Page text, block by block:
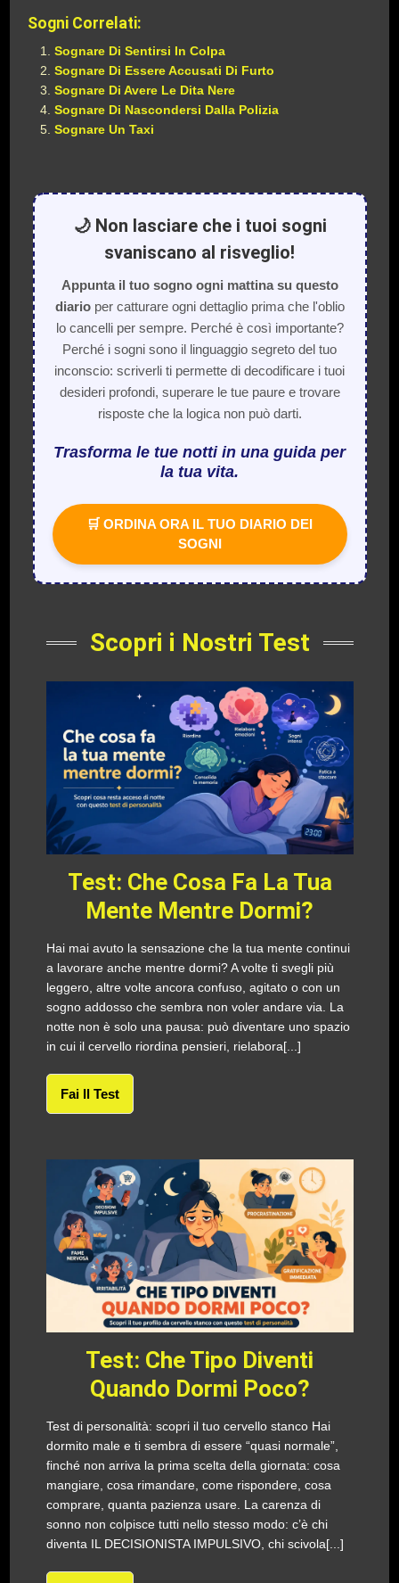
Sogni Correlati:
Sognare Di Sentirsi In Colpa
Sognare Di Essere Accusati Di Furto
Sognare Di Avere Le Dita Nere
Sognare Di Nascondersi Dalla Polizia
Sognare Un Taxi
🌙 Non lasciare che i tuoi sogni
svaniscano al risveglio!
Appunta il tuo sogno ogni mattina su questo
diarioper catturare ogni dettaglio prima che l'oblio
lo cancelli per sempre. Perché è così importante?
Perché i sogni sono il linguaggio segreto del tuo
inconscio: scriverli ti permette di decodificare i tuoi
desideri profondi, superare le tue paure e trovare
risposte che la logica non può darti.
Trasforma le tue notti in una guida per
la tua vita.
🛒 ORDINA ORA IL TUO DIARIO DEI
SOGNI
Scopri i Nostri Test
Test: Che Cosa Fa La Tua
Mente Mentre Dormi?
Hai mai avuto la sensazione che la tua mente continui
a lavorare anche mentre dormi? A volte ti svegli più
leggero, altre volte ancora confuso, agitato o con un
sogno addosso che sembra non voler andare via. La
notte non è solo una pausa: può diventare uno spazio
in cui il cervello riordina pensieri, rielabora[...]
Fai Il Test
Test: Che Tipo Diventi
Quando Dormi Poco?
Test di personalità: scopri il tuo cervello stanco Hai
dormito male e ti sembra di essere “quasi normale”,
finché non arriva la prima scelta della giornata: cosa
mangiare, cosa rimandare, come rispondere, cosa
comprare, quanta pazienza usare. La carenza di
sonno non colpisce tutti nello stesso modo: c’è chi
diventa IL DECISIONISTA IMPULSIVO, chi scivola[...]